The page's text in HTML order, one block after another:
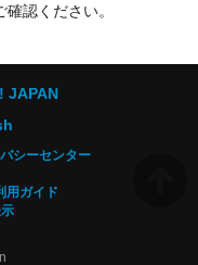
確認ください。
JAPAN
シーセンター
用ガイド